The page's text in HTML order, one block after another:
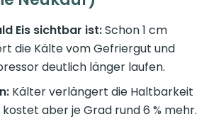
Eis sichtbar ist:Schon 1 cm
die Kälte vom Gefriergut und
deutlich länger laufen.
Kälter verlängert die Haltbarkeit
aber je Grad rund 6 % mehr.